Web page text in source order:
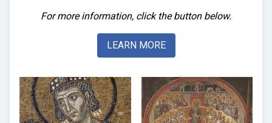
For more information, click the button below.
LEARN MORE